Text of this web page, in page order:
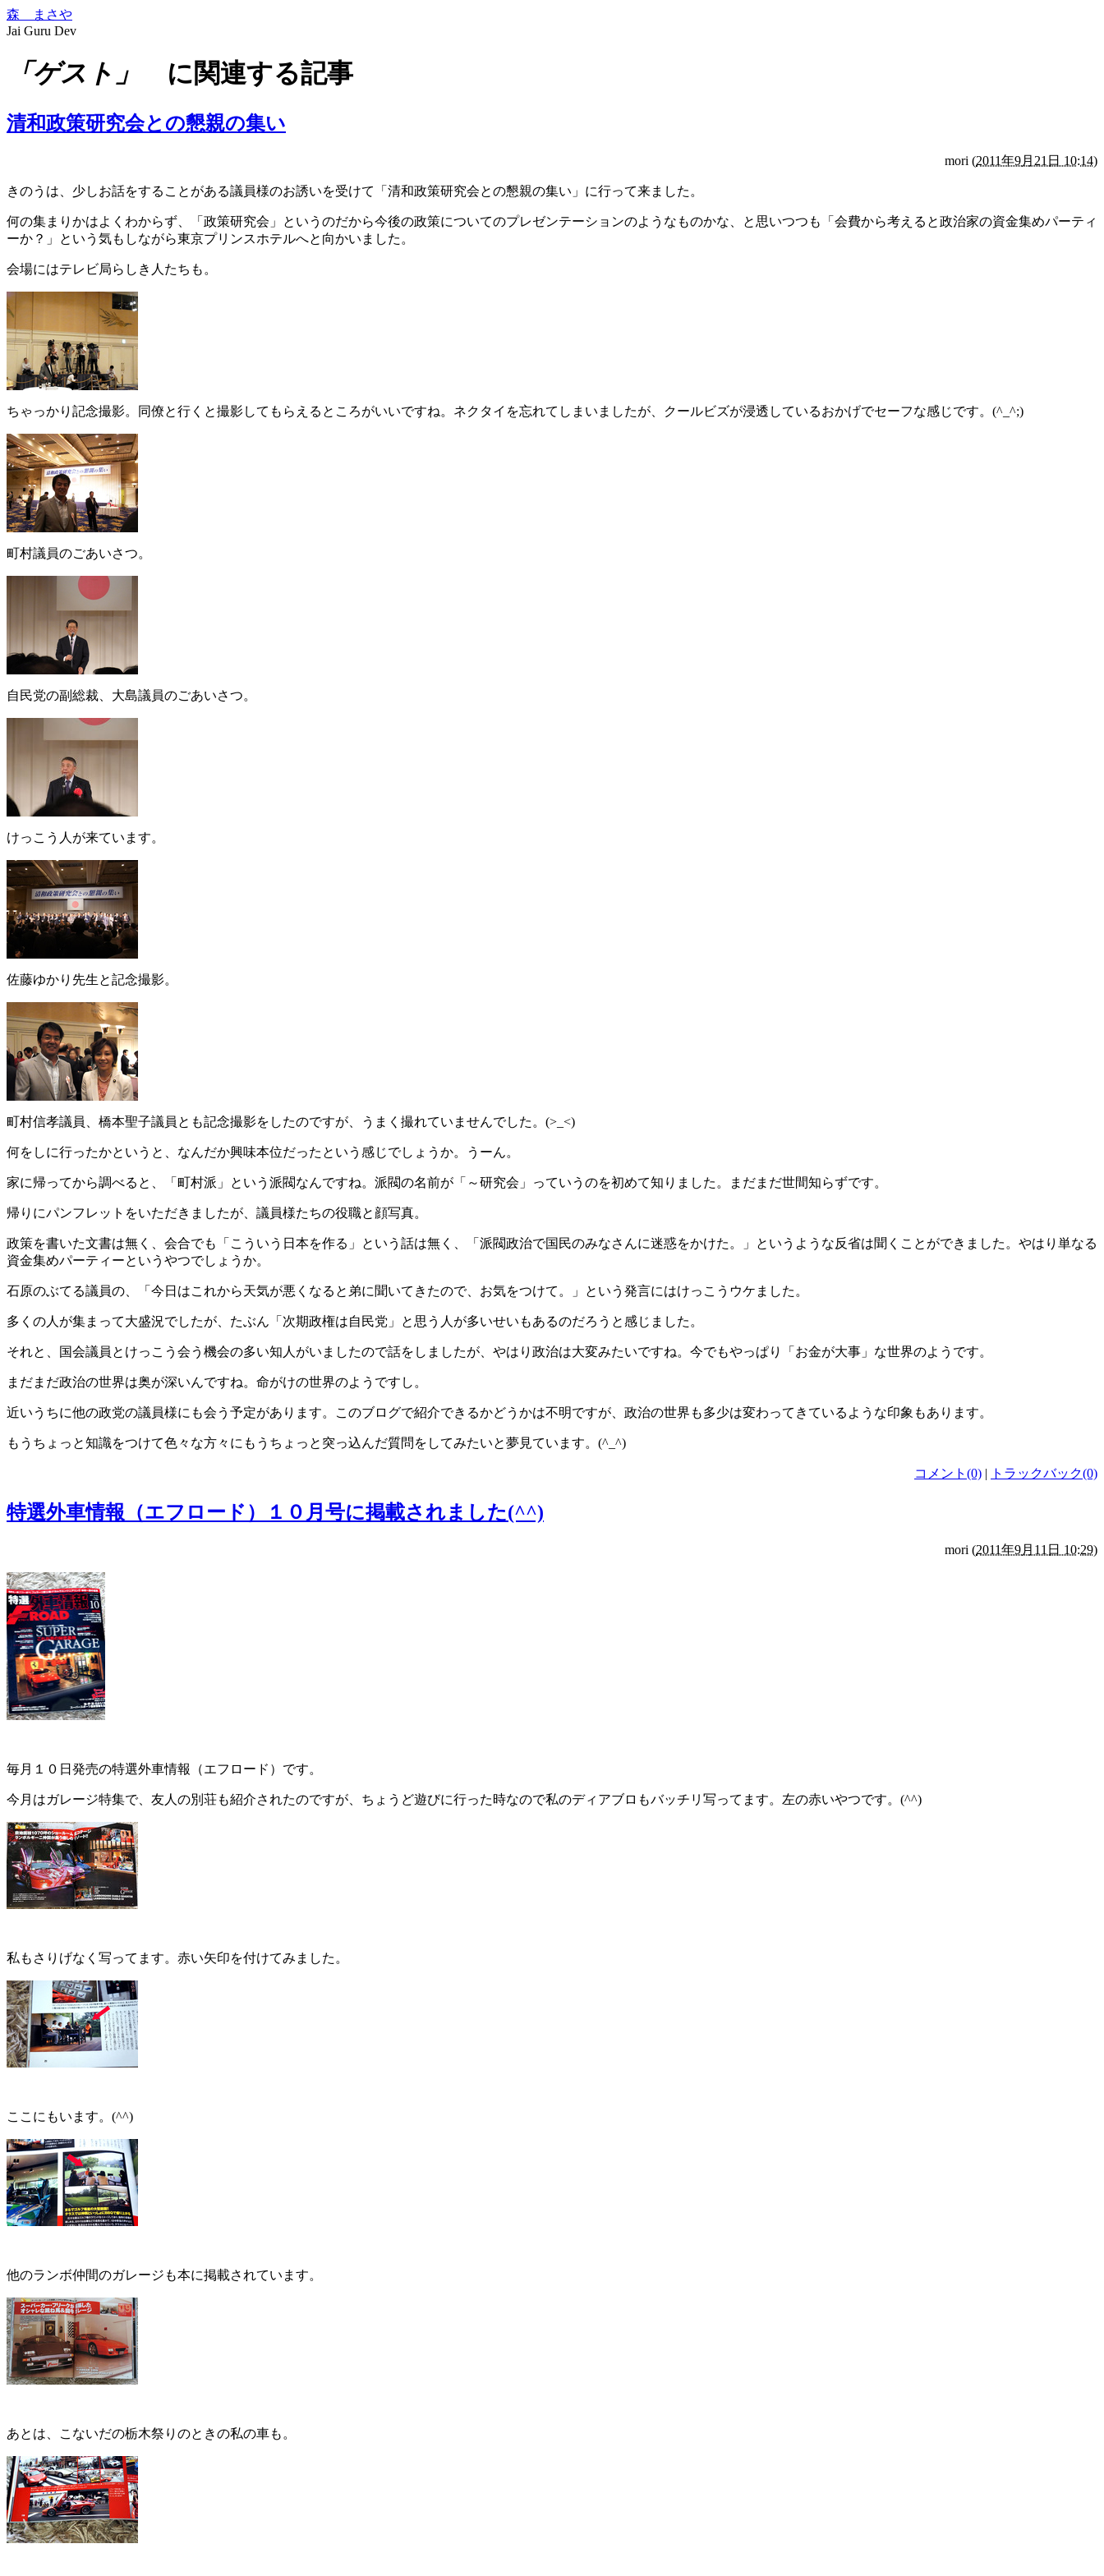
森 まさや
Jai Guru Dev
「ゲスト」 に関連する記事
清和政策研究会との懇親の集い
mori (2011年9月21日 10:14)
きのうは、少しお話をすることがある議員様のお誘いを受けて「清和政策研究会との懇親の集い」に行って来ました。
何の集まりかはよくわからず、「政策研究会」というのだから今後の政策についてのプレゼンテーションのようなものかな、と思いつつも「会費から考えると政治家の資金集めパーティ
ーか？」という気もしながら東京プリンスホテルへと向かいました。
会場にはテレビ局らしき人たちも。
ちゃっかり記念撮影。同僚と行くと撮影してもらえるところがいいですね。ネクタイを忘れてしまいましたが、クールビズが浸透しているおかげでセーフな感じです。(^_^;)
町村議員のごあいさつ。
自民党の副総裁、大島議員のごあいさつ。
けっこう人が来ています。
佐藤ゆかり先生と記念撮影。
町村信孝議員、橋本聖子議員とも記念撮影をしたのですが、うまく撮れていませんでした。(>_<)
何をしに行ったかというと、なんだか興味本位だったという感じでしょうか。うーん。
家に帰ってから調べると、「町村派」という派閥なんですね。派閥の名前が「～研究会」っていうのを初めて知りました。まだまだ世間知らずです。
帰りにパンフレットをいただきましたが、議員様たちの役職と顔写真。
政策を書いた文書は無く、会合でも「こういう日本を作る」という話は無く、「派閥政治で国民のみなさんに迷惑をかけた。」というような反省は聞くことができました。やはり単なる
資金集めパーティーというやつでしょうか。
石原のぶてる議員の、「今日はこれから天気が悪くなると弟に聞いてきたので、お気をつけて。」という発言にはけっこうウケました。
多くの人が集まって大盛況でしたが、たぶん「次期政権は自民党」と思う人が多いせいもあるのだろうと感じました。
それと、国会議員とけっこう会う機会の多い知人がいましたので話をしましたが、やはり政治は大変みたいですね。今でもやっぱり「お金が大事」な世界のようです。
まだまだ政治の世界は奥が深いんですね。命がけの世界のようですし。
近いうちに他の政党の議員様にも会う予定があります。このブログで紹介できるかどうかは不明ですが、政治の世界も多少は変わってきているような印象もあります。
もうちょっと知識をつけて色々な方々にもうちょっと突っ込んだ質問をしてみたいと夢見ています。(^_^)
コメント(0) | トラックバック(0)
特選外車情報（エフロード）１０月号に掲載されました(^^)
mori (2011年9月11日 10:29)
毎月１０日発売の特選外車情報（エフロード）です。
今月はガレージ特集で、友人の別荘も紹介されたのですが、ちょうど遊びに行った時なので私のディアブロもバッチリ写ってます。左の赤いやつです。(^^)
私もさりげなく写ってます。赤い矢印を付けてみました。
ここにもいます。(^^)
他のランボ仲間のガレージも本に掲載されています。
あとは、こないだの栃木祭りのときの私の車も。